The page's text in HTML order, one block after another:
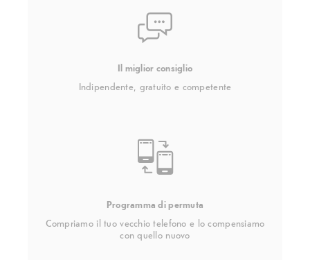
Il miglior consiglio
Indipendente, gratuito e competente
Programma di permuta
Compriamo il tuo vecchio telefono e lo compensiamo
con quello nuovo